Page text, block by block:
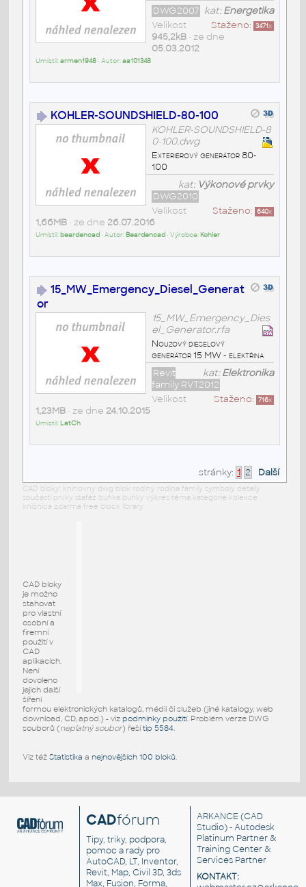
kat:Energetika
DWG2007
Staženo: 3471x
Velikost
945,2kB• ze dne
05.03.2012
Umístil:armen1948• Autor:aa101348
KOHLER-SOUNDSHIELD-80-100
KOHLER-SOUNDSHIELD-8
0-100.dwg
Exterierový generátor 80-
100
kat: Výkonové prvky
DWG2010
Staženo: 640x
Velikost
1,66MB• ze dne 26.07.2016
Umístil: beardencad • Autor: Beardencad • Výrobce: Kohler
15_MW_Emergency_Diesel_Generat
or
15_MW_Emergency_Dies
el_Generator.rfa
Nouzový dieselový
generátor 15 MW - elektřina
kat:Elektronika
Revit
family RVT2012
Staženo: 716x
Velikost
1,23MB• ze dne 24.10.2015
Umístil: LatCh
stránky: 1 2 Další
CAD bloky: knihovny dwg blok rodiny rodina family symboly detaily
součásti prvky stafáž buňka buňky výkres téma kategorie kolekce
knižnica zdarma free block library
CAD bloky
je možno
stahovat
pro vlastní
osobní a
firemní
použití v
CAD
aplikacích.
Není
dovoleno
jejich další
šíření
formou elektronických katalogů, médií či služeb (jiné katalogy, web
download, CD, apod.) - viz podmínky použití. Problém verze DWG
souborů (neplatný soubor) řešítip 5584.
Viz též Statistika a nejnovějších 100 bloků.
CADfórum
Tipy, triky, podpora,
pomoc a rady pro
AutoCAD, LT, Inventor,
Revit, Map, Civil 3D, 3ds
Max, Fusion, Forma,
ARKANCE (CAD
Studio) - Autodesk
Platinum Partner &
Training Center &
Services Partner
KONTAKT: